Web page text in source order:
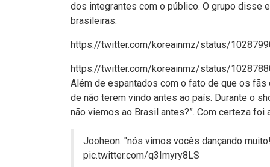
dos integrantes com o público. O grupo disse
brasileiras.
https://twitter.com/koreainmz/status/
https://twitter.com/koreainmz/status/
Além de espantados com o fato de que os
de não terem vindo antes ao país. Durante o
não viemos ao Brasil antes?”. Com certeza
Jooheon: "nós vimos vocês dançando
pic.twitter.com/q3Imyry8LS